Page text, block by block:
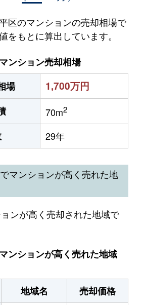
区のマンションの売却相場で
をもとに算出しています。
ンション売却相場
場
1,700万円
70m2
29年
マンションが高く売れた地
ンが高く売却された地域で
ンションが高く売れた地域
地域名
売却価格